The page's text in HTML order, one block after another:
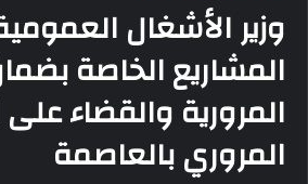
وزير الأشغال
المشاريع الخاصة
المرورية والقضاء على
المروري بالعاصمة